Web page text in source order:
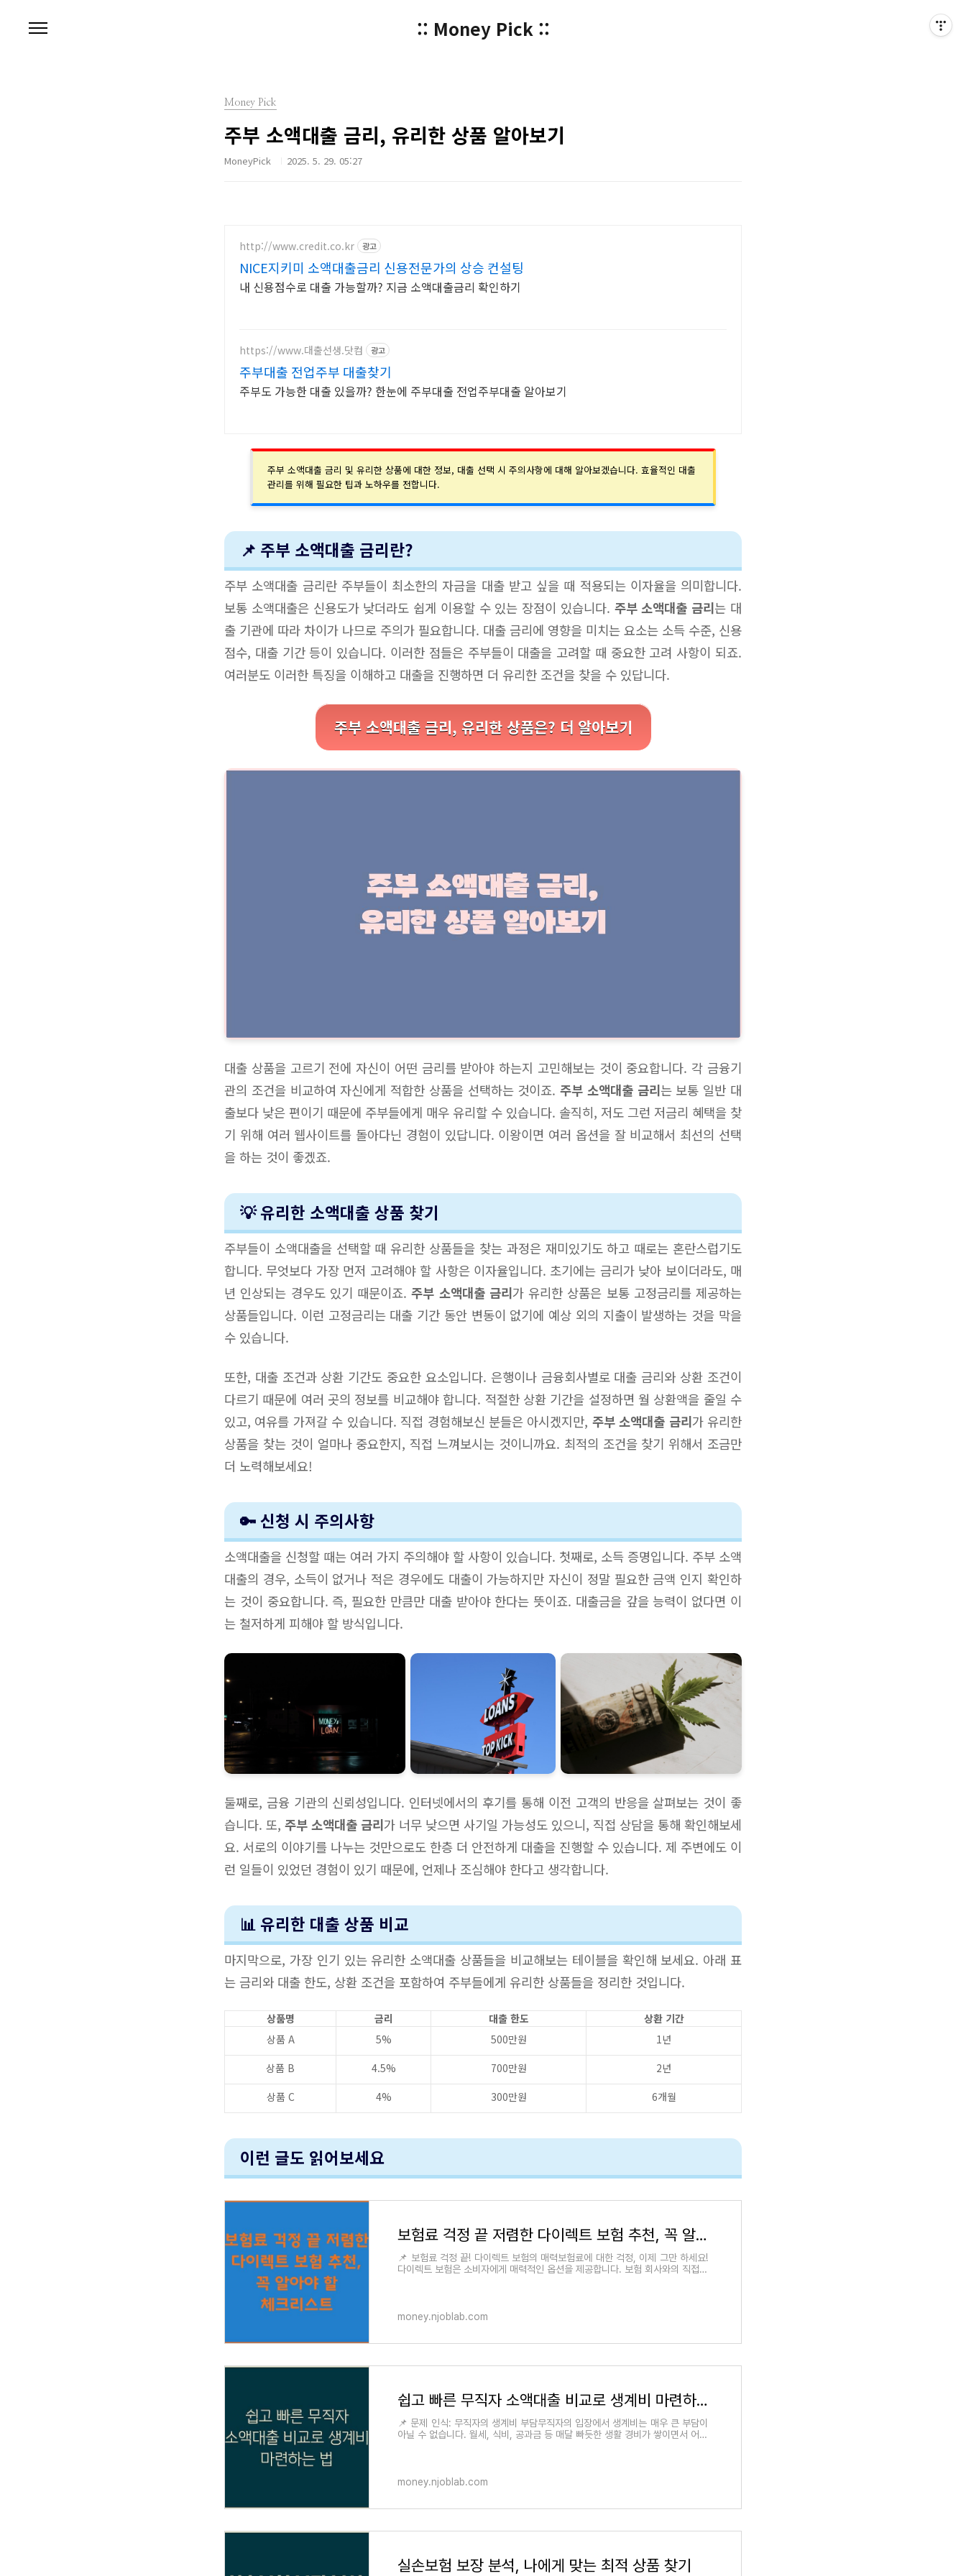
:: Money Pick ::
Money Pick
주부 소액대출 금리, 유리한 상품 알아보기
MoneyPick 2025. 5. 29. 05:27
http://www.credit.co.kr 광고
NICE지키미 소액대출금리 신용전문가의 상승 컨설팅
내 신용점수로 대출 가능할까? 지금 소액대출금리 확인하기
https://www.대출선생.닷컴 광고
주부대출 전업주부 대출찾기
주부도 가능한 대출 있을까? 한눈에 주부대출 전업주부대출 알아보기
주부 소액대출 금리 및 유리한 상품에 대한 정보, 대출 선택 시 주의사항에 대해 알아보겠습니다. 효율적인 대출
관리를 위해 필요한 팁과 노하우를 전합니다.
📌 주부 소액대출 금리란?
주부 소액대출 금리란 주부들이 최소한의 자금을 대출 받고 싶을 때 적용되는 이자율을 의미합니다.
보통 소액대출은 신용도가 낮더라도 쉽게 이용할 수 있는 장점이 있습니다. 주부 소액대출 금리는 대
출 기관에 따라 차이가 나므로 주의가 필요합니다. 대출 금리에 영향을 미치는 요소는 소득 수준, 신용
점수, 대출 기간 등이 있습니다. 이러한 점들은 주부들이 대출을 고려할 때 중요한 고려 사항이 되죠.
여러분도 이러한 특징을 이해하고 대출을 진행하면 더 유리한 조건을 찾을 수 있답니다.
주부 소액대출 금리, 유리한 상품은? 더 알아보기
대출 상품을 고르기 전에 자신이 어떤 금리를 받아야 하는지 고민해보는 것이 중요합니다. 각 금융기
관의 조건을 비교하여 자신에게 적합한 상품을 선택하는 것이죠.주부 소액대출 금리는 보통 일반 대
출보다 낮은 편이기 때문에 주부들에게 매우 유리할 수 있습니다. 솔직히, 저도 그런 저금리 혜택을 찾
기 위해 여러 웹사이트를 돌아다닌 경험이 있답니다. 이왕이면 여러 옵션을 잘 비교해서 최선의 선택
을 하는 것이 좋겠죠.
💡 유리한 소액대출 상품 찾기
주부들이 소액대출을 선택할 때 유리한 상품들을 찾는 과정은 재미있기도 하고 때로는 혼란스럽기도
합니다. 무엇보다 가장 먼저 고려해야 할 사항은 이자율입니다. 초기에는 금리가 낮아 보이더라도, 매
년 인상되는 경우도 있기 때문이죠.주부 소액대출 금리가 유리한 상품은 보통 고정금리를 제공하는
상품들입니다. 이런 고정금리는 대출 기간 동안 변동이 없기에 예상 외의 지출이 발생하는 것을 막을
수 있습니다.
또한, 대출 조건과 상환 기간도 중요한 요소입니다. 은행이나 금융회사별로 대출 금리와 상환 조건이
다르기 때문에 여러 곳의 정보를 비교해야 합니다. 적절한 상환 기간을 설정하면 월 상환액을 줄일 수
있고, 여유를 가져갈 수 있습니다. 직접 경험해보신 분들은 아시겠지만, 주부 소액대출 금리가 유리한
상품을 찾는 것이 얼마나 중요한지, 직접 느껴보시는 것이니까요. 최적의 조건을 찾기 위해서 조금만
더 노력해보세요!
🔑 신청 시 주의사항
소액대출을 신청할 때는 여러 가지 주의해야 할 사항이 있습니다. 첫째로, 소득 증명입니다. 주부 소액
대출의 경우, 소득이 없거나 적은 경우에도 대출이 가능하지만 자신이 정말 필요한 금액 인지 확인하
는 것이 중요합니다. 즉, 필요한 만큼만 대출 받아야 한다는 뜻이죠. 대출금을 갚을 능력이 없다면 이
는 철저하게 피해야 할 방식입니다.
둘째로, 금융 기관의 신뢰성입니다. 인터넷에서의 후기를 통해 이전 고객의 반응을 살펴보는 것이 좋
습니다. 또, 주부 소액대출 금리가 너무 낮으면 사기일 가능성도 있으니, 직접 상담을 통해 확인해보세
요. 서로의 이야기를 나누는 것만으로도 한층 더 안전하게 대출을 진행할 수 있습니다. 제 주변에도 이
런 일들이 있었던 경험이 있기 때문에, 언제나 조심해야 한다고 생각합니다.
📊 유리한 대출 상품 비교
마지막으로, 가장 인기 있는 유리한 소액대출 상품들을 비교해보는 테이블을 확인해 보세요. 아래 표
는 금리와 대출 한도, 상환 조건을 포함하여 주부들에게 유리한 상품들을 정리한 것입니다.
상품명 금리 대출 한도
상환 기간
상품 A
5% 500만원
1년
상품 B
4.5% 700만원
2년
상품 C
4% 300만원 6개월
이런 글도 읽어보세요
보험료 걱정 끝 저렴한 다이렉트 보험 추천, 꼭 알아야 할 체크리스트
📌 보험료 걱정 끝! 다이렉트 보험의 매력보험료에 대한 걱정, 이제 그만 하세요!
다이렉트 보험은 소비자에게 매력적인 옵션을 제공합니다. 보험 회사와의 직접적
money.njoblab.com
쉽고 빠른 무직자 소액대출 비교로 생계비 마련하는 법
📌 문제 인식: 무직자의 생계비 부담무직자의 입장에서 생계비는 매우 큰 부담이
아닐 수 없습니다. 월세, 식비, 공과금 등 매달 빠듯한 생활 경비가 쌓이면서 어떤
money.njoblab.com
실손보험 보장 분석, 나에게 맞는 최적 상품 찾기